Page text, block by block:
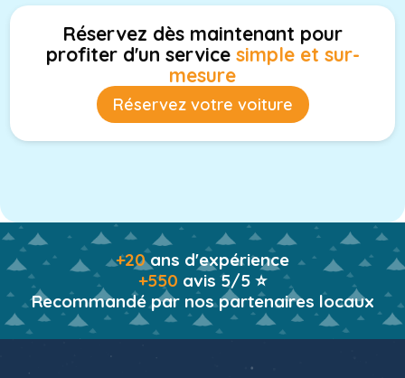
Réservez dès maintenant pour
profiter d'un service simple et sur-
mesure
Réservez votre voiture
+20ans d'expérience
+550 avis 5/5 ⭐
Recommandé par nos partenaires locaux